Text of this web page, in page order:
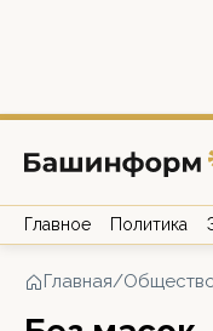
Главное Политика
Главная/